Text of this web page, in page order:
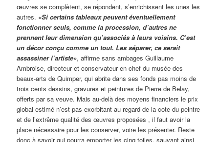
œuvres se complètent, se répondent, s’enrichissent les unes les
autres. «Si certains tableaux peuvent éventuellement
fonctionner seuls, comme la procession, d’autres ne
prennent leur dimension qu’associés à leurs voisins. C’est
un décor conçu comme un tout. Les séparer, ce serait
assassiner l’artiste», affirme sans ambages Guillaume
Ambroise, directeur et conservateur en chef du musée des
beaux-arts de Quimper, qui abrite dans ses fonds pas moins de
trois cents dessins, gravures et peintures de Pierre de Belay,
offerts par sa veuve. Mais au-delà des moyens financiers le prix
global estimé n’est pas exorbitant au regard de la cote du peintre
et de l’extrême qualité des œuvres proposées , il faut avoir la
place nécessaire pour les conserver, voire les présenter. Reste
donc à savoir qui pourra emporter les cinq toiles, sauvant ainsi